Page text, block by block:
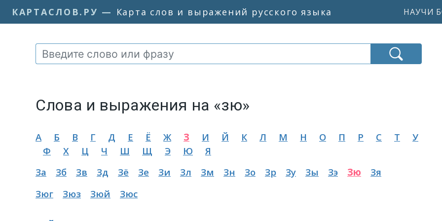
КАРТАСЛОВ.РУ — Карта слов и выражений русского языка НАУЧИ
Слова и выражения на «зю»
А Б В Г Д Е Ё Ж З И Й К Л М Н О П Р С Т
У
Ф
Х Ц Ч Ш Щ Э Ю
Я
За
Зб Зв Зд Зё Зе Зи Зл Зм Зн Зо Зр Зу Зы Зэ Зю
Зя
Зюг
Зюз Зюй Зюс